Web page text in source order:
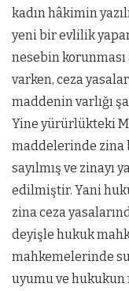
kadın hâkimin
yeni bir evlilik
nesebin
varken, ceza
maddenin varlığı
Yine yürürlükteki
maddelerinde zina
sayılmış ve zinayı
edilmiştir. Yani
zina ceza
deyişle hukuk
mahkemelerinde
uyumu ve hukukun